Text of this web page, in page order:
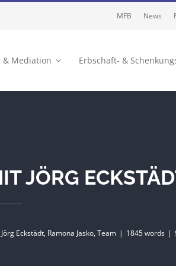
MFB News
& Mediation Erbschaft- &
JÖRG
Jörg Eckstädt, Ramona Jasko, Team | 1845 words |